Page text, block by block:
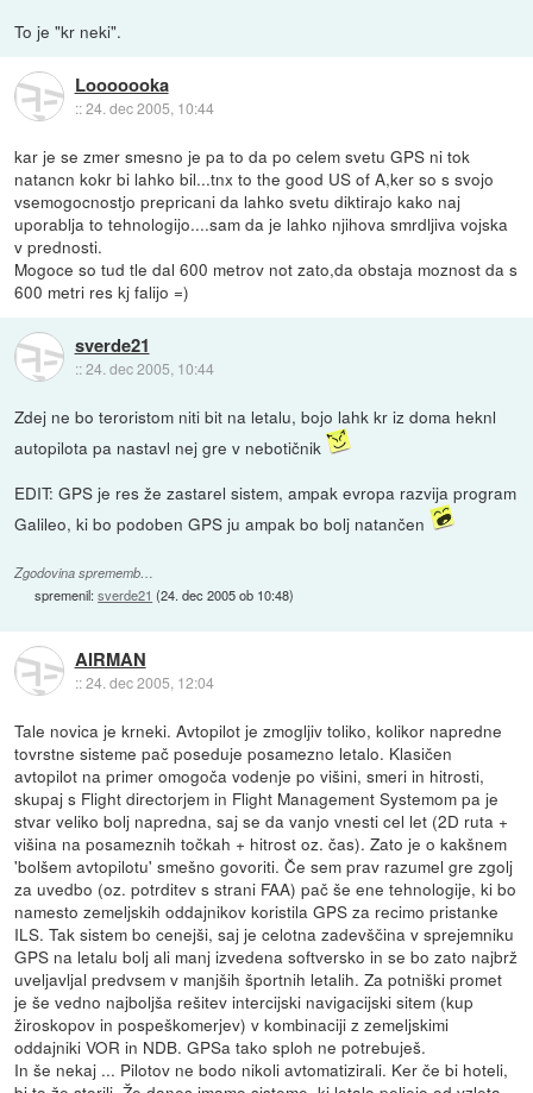
To je "kr neki".
Looooooka
::24. dec 2005, 10:44
kar je se zmer smesno je pa to da po celem svetu GPS ni tok
natancn kokr bi lahko bil...tnx to the good US of A,ker so s svojo
vsemogocnostjo prepricani da lahko svetu diktirajo kako naj
uporablja to tehnologijo....sam da je lahko njihova smrdljiva vojska
v prednosti.
Mogoce so tud tle dal 600 metrov not zato,da obstaja moznost da s
600 metri res kj falijo =)
sverde21
::24. dec 2005, 10:44
Zdej ne bo teroristom niti bit na letalu, bojo lahk kr iz doma heknl
autopilota pa nastavl nej gre v nebotičnik
EDIT: GPS je res že zastarel sistem, ampak evropa razvija program
Galileo, ki bo podoben GPS ju ampak bo bolj natančen
Zgodovina sprememb…
spremenil:sverde21 (24. dec 2005 ob 10:48)
AIRMAN
::24. dec 2005, 12:04
Tale novica je krneki. Avtopilot je zmogljiv toliko, kolikor napredne
tovrstne sisteme pač poseduje posamezno letalo. Klasičen
avtopilot na primer omogoča vodenje po višini, smeri in hitrosti,
skupaj s Flight directorjem in Flight Management Systemom pa je
stvar veliko bolj napredna, saj se da vanjo vnesti cel let (2D ruta +
višina na posameznih točkah + hitrost oz. čas). Zato je o kakšnem
'bolšem avtopilotu' smešno govoriti. Če sem prav razumel gre zgolj
za uvedbo (oz. potrditev s strani FAA) pač še ene tehnologije, ki bo
namesto zemeljskih oddajnikov koristila GPS za recimo pristanke
ILS. Tak sistem bo cenejši, saj je celotna zadevščina v sprejemniku
GPS na letalu bolj ali manj izvedena softversko in se bo zato najbrž
uveljavljal predvsem v manjših športnih letalih. Za potniški promet
je še vedno najboljša rešitev intercijski navigacijski sitem (kup
žiroskopov in pospeškomerjev) v kombinaciji z zemeljskimi
oddajniki VOR in NDB. GPSa tako sploh ne potrebuješ.
In še nekaj ... Pilotov ne bodo nikoli avtomatizirali. Ker če bi hoteli,